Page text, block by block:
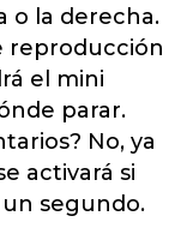
o la derecha.
reproducción
el mini
parar.
No, ya
activará si
segundo.